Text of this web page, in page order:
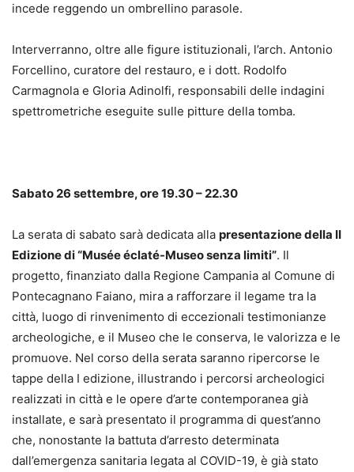
incede reggendo un ombrellino parasole.
Interverranno, oltre alle figure istituzionali, l’arch. Antonio
Forcellino, curatore del restauro, e i dott. Rodolfo
Carmagnola e Gloria Adinolfi, responsabili delle indagini
spettrometriche eseguite sulle pitture della tomba.
Sabato 26 settembre, ore 19.30 – 22.30
La serata di sabato sarà dedicata alla presentazione della II
Edizione di “Musée éclaté-Museo senza limiti”. Il
progetto, finanziato dalla Regione Campania al Comune di
Pontecagnano Faiano, mira a rafforzare il legame tra la
città, luogo di rinvenimento di eccezionali testimonianze
archeologiche, e il Museo che le conserva, le valorizza e le
promuove. Nel corso della serata saranno ripercorse le
tappe della I edizione, illustrando i percorsi archeologici
realizzati in città e le opere d’arte contemporanea già
installate, e sarà presentato il programma di quest’anno
che, nonostante la battuta d’arresto determinata
dall’emergenza sanitaria legata al COVID-19, è già stato